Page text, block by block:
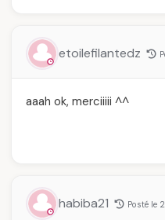
etoilefilantedz
aaah ok, merciiiii ^^
habiba21 Posté le